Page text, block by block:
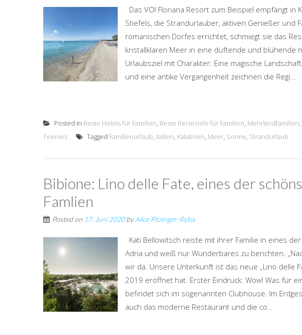
Das VOI Floriana Resort zum Beispiel empfängt
Stiefels, die Strandurlauber, aktiven Genießer und
romanischen Dorfes errichtet, schmiegt sie das
kristallklaren Meer in eine duftende und blühende
Urlaubsziel mit Charakter: Eine magische
und eine antike Vergangenheit zeichnen die Regi...
Posted in Beste Hotels für Familien, Beste Reiseziele für Familien, Mehrkindfamilien,
Teenies
Tagged Familienurlaub, Italien, Kalabrien, Meer, Sonne, Strandurlaub
Bibione: Lino delle Fate, eines der
Famlien
Posted on 17. Juni 2020byAlice Pitzinger-Ryba
Kati Bellowitsch reiste mit ihrer Familie in eines
Adria und weiß nur Wunderbares zu berichten.
wir da. Unsere Unterkunft ist das neue „Lino delle
2019 eröffnet hat. Erster Eindruck: Wow! Was für
befindet sich im sogenannten Clubhouse. Im
auch das moderne Restaurant und die co...